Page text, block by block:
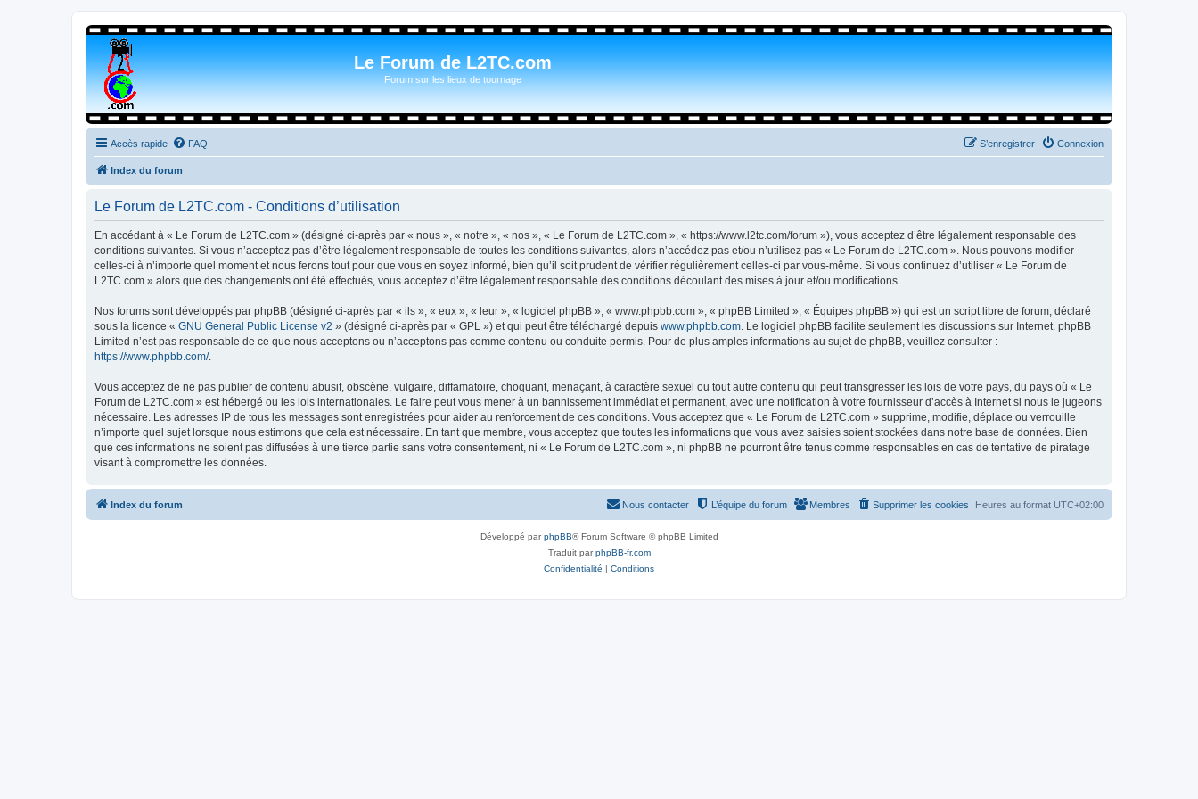
Le Forum de L2TC.com
Forum sur les lieux de tournage
Accès rapide FAQ Connexion
S’enregistrer
Index du forum
Le Forum de L2TC.com - Conditions d’utilisation
En accédant à « Le Forum de L2TC.com » (désigné ci-après par « nous », « notre », « nos », « Le Forum de L2TC.com », « https://www.l2tc.com/forum »), vous acceptez d’être légalement responsable des
conditions suivantes. Si vous n’acceptez pas d’être légalement responsable de toutes les conditions suivantes, alors n’accédez pas et/ou n’utilisez pas « Le Forum de L2TC.com ». Nous pouvons modifier
celles-ci à n’importe quel moment et nous ferons tout pour que vous en soyez informé, bien qu’il soit prudent de vérifier régulièrement celles-ci par vous-même. Si vous continuez d’utiliser « Le Forum de
L2TC.com » alors que des changements ont été effectués, vous acceptez d’être légalement responsable des conditions découlant des mises à jour et/ou modifications.
Nos forums sont développés par phpBB (désigné ci-après par « ils », « eux », « leur », « logiciel phpBB », « www.phpbb.com », « phpBB Limited », « Équipes phpBB ») qui est un script libre de forum, déclaré
sous la licence « GNU General Public License v2 » (désigné ci-après par « GPL ») et qui peut être téléchargé depuis www.phpbb.com. Le logiciel phpBB facilite seulement les discussions sur Internet. phpBB
Limited n’est pas responsable de ce que nous acceptons ou n’acceptons pas comme contenu ou conduite permis. Pour de plus amples informations au sujet de phpBB, veuillez consulter :
https://www.phpbb.com/.
Vous acceptez de ne pas publier de contenu abusif, obscène, vulgaire, diffamatoire, choquant, menaçant, à caractère sexuel ou tout autre contenu qui peut transgresser les lois de votre pays, du pays où « Le
Forum de L2TC.com » est hébergé ou les lois internationales. Le faire peut vous mener à un bannissement immédiat et permanent, avec une notification à votre fournisseur d’accès à Internet si nous le jugeons
nécessaire. Les adresses IP de tous les messages sont enregistrées pour aider au renforcement de ces conditions. Vous acceptez que « Le Forum de L2TC.com » supprime, modifie, déplace ou verrouille
n’importe quel sujet lorsque nous estimons que cela est nécessaire. En tant que membre, vous acceptez que toutes les informations que vous avez saisies soient stockées dans notre base de données. Bien
que ces informations ne soient pas diffusées à une tierce partie sans votre consentement, ni « Le Forum de L2TC.com », ni phpBB ne pourront être tenus comme responsables en cas de tentative de piratage
visant à compromettre les données.
Index du forum Heures au format UTC+02:00
Supprimer les cookies
Membres
L’équipe du forum
Nous contacter
Développé parphpBB® Forum Software © phpBB Limited
Traduit parphpBB-fr.com
Confidentialité | Conditions